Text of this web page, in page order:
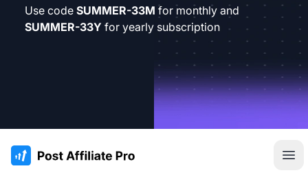
Use code SUMMER-33M for monthly and
SUMMER-33Y for yearly subscription
:site.title